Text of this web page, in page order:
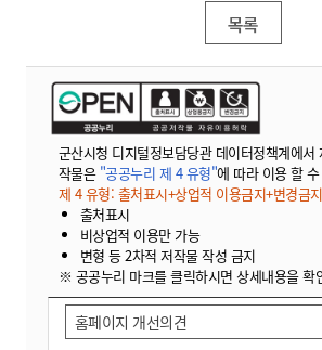
목록
군산시청 디지털정보담당관 데이터정책계에서
작물은 "공공누리 제 4 유형"에 따라 이용 할
제 4 유형: 출처표시+상업적 이용금지+변경금지
출처표시
비상업적 이용만 가능
변형 등 2차적 저작물 작성 금지
※ 공공누리 마크를 클릭하시면 상세내용을 확
홈페이지 개선의견